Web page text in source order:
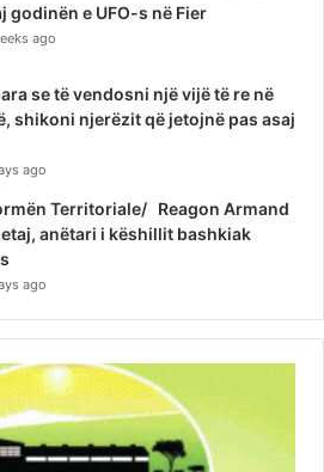
godinën e UFO-s në Fier
ago
se të vendosni një vijë të re në
shikoni njerëzit që jetojnë pas asaj
ago
Territoriale/ Reagon Armand
anëtari i këshillit bashkiak
ago